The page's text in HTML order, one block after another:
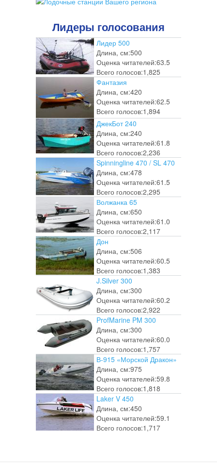
Лидеры голосования
Лидер 500
Длина, см:500
Оценка читателей:63.5
Всего голосов:1,825
Фантазия
Длина, см:420
Оценка читателей:62.5
Всего голосов:1,894
ДжекБот 240
Длина, см:240
Оценка читателей:61.8
Всего голосов:2,236
Spinningline 470 / SL 470
Длина, см:478
Оценка читателей:61.5
Всего голосов:2,295
Волжанка 65
Длина, см:650
Оценка читателей:61.0
Всего голосов:2,117
Дон
Длина, см:506
Оценка читателей:60.5
Всего голосов:1,383
J.Silver 300
Длина, см:300
Оценка читателей:60.2
Всего голосов:2,922
ProfMarine PM 300
Длина, см:300
Оценка читателей:60.0
Всего голосов:1,757
В-915 «Морской Дракон»
Длина, см:975
Оценка читателей:59.8
Всего голосов:1,818
Laker V 450
Длина, см:450
Оценка читателей:59.1
Всего голосов:1,717